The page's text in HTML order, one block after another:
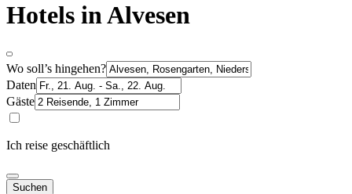
Hotels in Alvesen
Wo soll’s hingehen?
Daten
Gäste
Ich reise geschäftlich
Suchen